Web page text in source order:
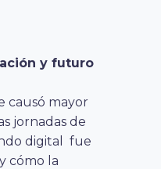
y futuro
causó mayor
jornadas de
digital fue
cómo la